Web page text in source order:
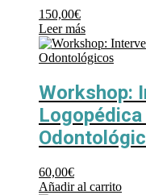
150,00€
Leer más
Workshop:
60,00€
Añadir al carrito